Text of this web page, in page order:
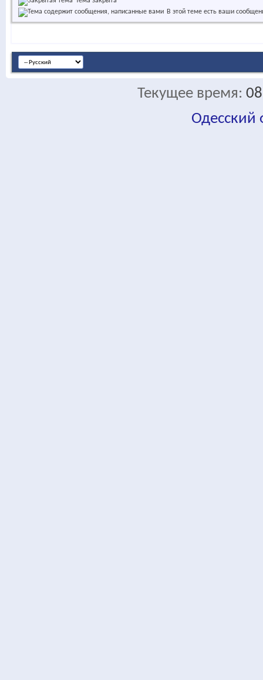
В этой теме есть ваши
Текущее время:
Одесский